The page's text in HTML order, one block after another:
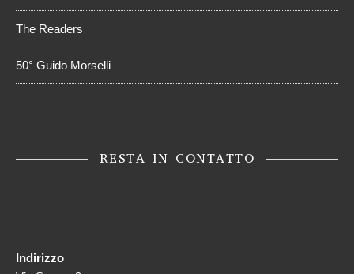
The Readers
50° Guido Morselli
RESTA IN CONTATTO
Indirizzo